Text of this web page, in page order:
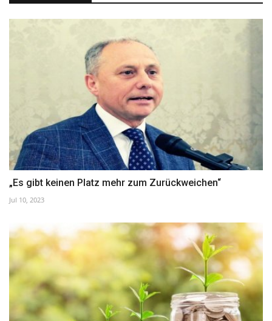
„Es gibt keinen Platz mehr zum Zurückweichen“
Jul 10, 2023